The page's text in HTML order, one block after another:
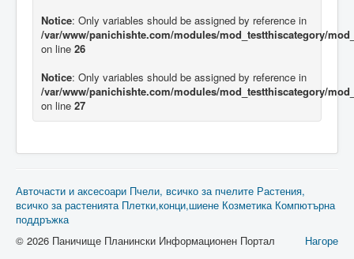
Notice: Only variables should be assigned by reference in
/var/www/panichishte.com/modules/mod_testthiscategory/
on line 26
Notice: Only variables should be assigned by reference in
/var/www/panichishte.com/modules/mod_testthiscategory/
on line 27
Авточасти и аксесоари Пчели, всичко за пчелите Растения,
всичко за растенията Плетки,конци,шиене Козметика Компютърна
поддръжка
Нагоре
© 2026 Паничище Планински Информационен Портал